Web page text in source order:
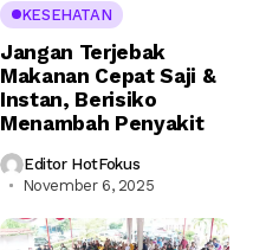
KESEHATAN
Jangan Terjebak
Makanan Cepat Saji &
Instan, Berisiko
Menambah Penyakit
Editor HotFokus
November 6, 2025